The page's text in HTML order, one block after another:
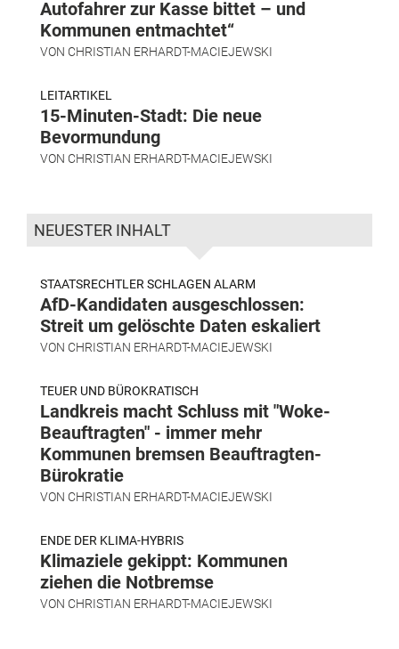
Autofahrer zur Kasse bittet – und
Kommunen entmachtet“
VON CHRISTIAN ERHARDT-MACIEJEWSKI
LEITARTIKEL
15-Minuten-Stadt: Die neue
Bevormundung
VON CHRISTIAN ERHARDT-MACIEJEWSKI
NEUESTER INHALT
STAATSRECHTLER SCHLAGEN ALARM
AfD-Kandidaten ausgeschlossen:
Streit um gelöschte Daten eskaliert
VON CHRISTIAN ERHARDT-MACIEJEWSKI
TEUER UND BÜROKRATISCH
Landkreis macht Schluss mit "Woke-
Beauftragten" - immer mehr
Kommunen bremsen Beauftragten-
Bürokratie
VON CHRISTIAN ERHARDT-MACIEJEWSKI
ENDE DER KLIMA-HYBRIS
Klimaziele gekippt: Kommunen
ziehen die Notbremse
VON CHRISTIAN ERHARDT-MACIEJEWSKI